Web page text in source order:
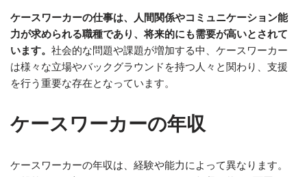
ケースワーカーの仕事は、人間関係やコミュニケーション能
力が求められる職種であり、将来的にも需要が高いとされて
います。 社会的な問題や課題が増加する中、ケースワーカー
は様々な立場やバックグラウンドを持つ人々と関わり、支援
を行う重要な存在となっています。
ケースワーカーの年収
ケースワーカーの年収は、経験や能力によって異なります。